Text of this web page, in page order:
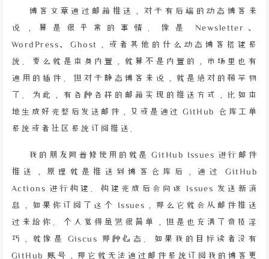
博客文章通过邮箱推送，对于有后端的动态博客来
说，算是很平常的事情。像是 Newsletter、
WordPress、Ghost，或者其他的什么动态博客搭建系
统。要么就是本身内置，就算不是内置的，市场里也有
通用的插件。但对于静态博客来说，就是绝对的稀罕物
了。为此，有各种各样的邮箱实现的推送方式，比如本
地生成好完整后发送邮件，又或是通过 GitHub 仓库工单
系统或者社区系统订阅推送。
我的朋友阿普修使用的就是 GitHub Issues 进行邮件
推送，原理就是推送到博客仓库后，通过 GitHub
Actions 进行构建。构建完成后会向该 Issues 发送新消
息，如果你订阅了这个 Issues，那么它就会从邮件推送
过来给你。个人觉得虽然很简单，但是也充满了奇技淫
巧，就像是 Giscus 那种心态。如果我的目标读者没有
GitHub 账号，那它就无法通过邮件系统订阅我的博客更